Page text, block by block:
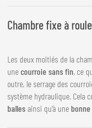
Chambre fixe à
Les deux moitiés de la
unecourroie sans fin, ce
outre, le serrage des
système hydraulique. Cela
balles ainsi qu’à une